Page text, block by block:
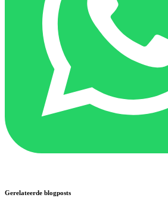
Gerelateerde blogposts